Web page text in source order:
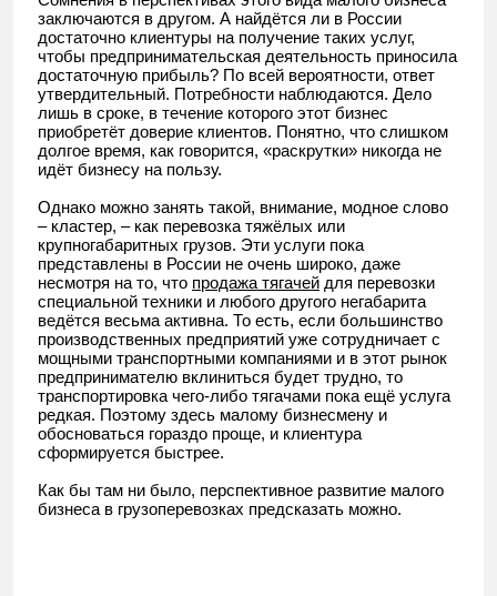
заключаются в другом. А найдётся ли в России
достаточно клиентуры на получение таких услуг,
чтобы предпринимательская деятельность приносила
достаточную прибыль? По всей вероятности, ответ
утвердительный. Потребности наблюдаются. Дело
лишь в сроке, в течение которого этот бизнес
приобретёт доверие клиентов. Понятно, что слишком
долгое время, как говорится, «раскрутки» никогда не
идёт бизнесу на пользу.
Однако можно занять такой, внимание, модное слово
– кластер, – как перевозка тяжёлых или
крупногабаритных грузов. Эти услуги пока
представлены в России не очень широко, даже
несмотря на то, что продажа тягачей для перевозки
специальной техники и любого другого негабарита
ведётся весьма активна. То есть, если большинство
производственных предприятий уже сотрудничает с
мощными транспортными компаниями и в этот рынок
предпринимателю вклиниться будет трудно, то
транспортировка чего-либо тягачами пока ещё услуга
редкая. Поэтому здесь малому бизнесмену и
обосноваться гораздо проще, и клиентура
сформируется быстрее.
Как бы там ни было, перспективное развитие малого
бизнеса в грузоперевозках предсказать можно.